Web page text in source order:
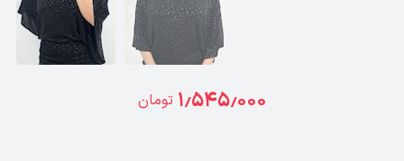
۱٫۵۴۵٫۰۰۰ تومان